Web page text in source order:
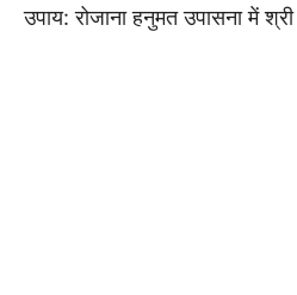
उपाय: रोजाना हनुमत उपासना में